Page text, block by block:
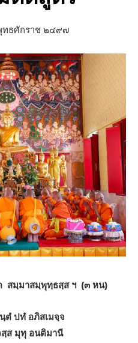
ธศักราช ๒๔๙๗
สมฺมาสมฺพุทฺธสฺส ฯ (๓ หน)
ปทํ อภิสเมจฺจ
มุทุ อนติมานี